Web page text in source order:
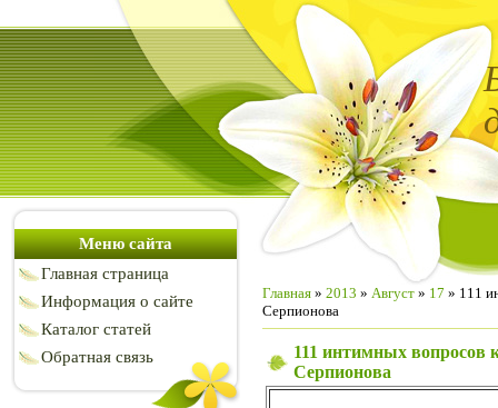
Меню сайта
Главная страница
Информация о сайте
Каталог статей
Обратная связь
Главная » 2013 » Август » 17 » 111
Серпионова
111 интимных вопросов
Серпионова